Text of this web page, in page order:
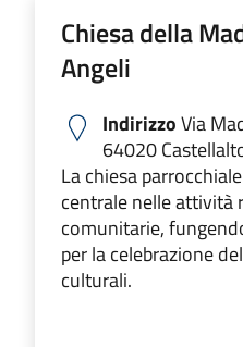
Chiesa della
Angeli
IndirizzoVia
64020
La chiesa
centrale nelle attività
comunitarie,
per la celebrazione
culturali.